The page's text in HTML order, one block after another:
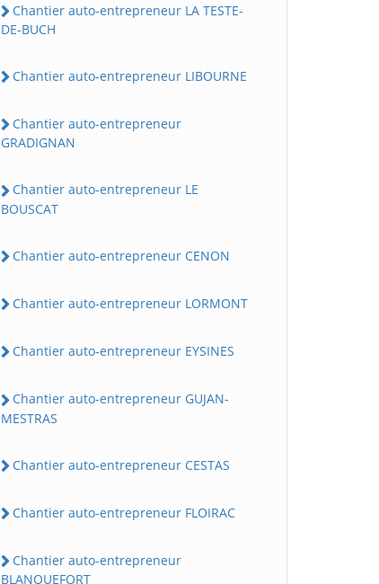
Chantier auto-entrepreneur LA TESTE-
DE-BUCH
Chantier auto-entrepreneur LIBOURNE
Chantier auto-entrepreneur
GRADIGNAN
Chantier auto-entrepreneur LE
BOUSCAT
Chantier auto-entrepreneur CENON
Chantier auto-entrepreneur LORMONT
Chantier auto-entrepreneur EYSINES
Chantier auto-entrepreneur GUJAN-
MESTRAS
Chantier auto-entrepreneur CESTAS
Chantier auto-entrepreneur FLOIRAC
Chantier auto-entrepreneur
BLANQUEFORT